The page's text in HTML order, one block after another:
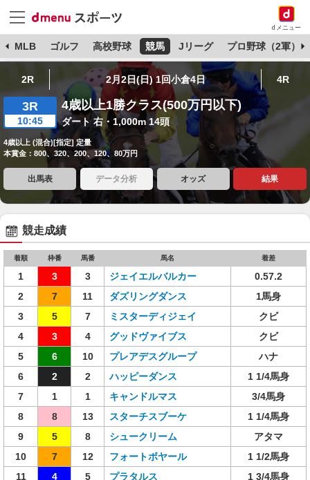
dメニュー
MLB ゴルフ 高校野球 競馬 Jリーグ プロ野球（2軍）
2R 2月2日(日) 1回小倉4日 4R
3R
10:45
4歳以上1勝クラス(500万円以下)
ダート 右・1,000m 14頭
4歳以上 (混合)[指定] 定量
本賞金：800、320、200、120、80万円
出馬表 データ分析 オッズ 結果
競走成績
着順 枠番 馬番 馬名 着差
1 3 3 ジェイエルバルカー
0.57.2
2
7 11 ダズリングダンス
1馬身
3
5 7 ミスターディジェイ
クビ
4
3 4 グッドヴァイブス
クビ
5
6 10 プレアデスグループ
ハナ
6
2 2 ハッピーダンス
1 1/4馬身
7
1 1 キャンドルマス
3/4馬身
8
8 13 スターチスブーケ
1 1/4馬身
9
5 8 シュークリーム
アタマ
10
7 12 フォートボヤール
1 1/2馬身
11
4 5 プラタルス
1 3/4馬身